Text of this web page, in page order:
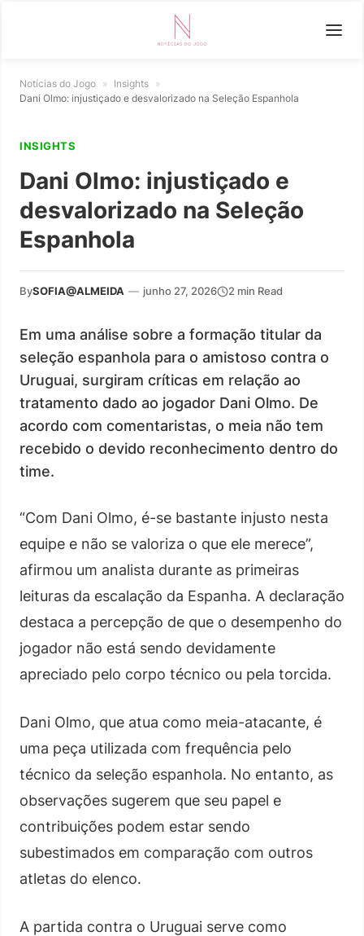
Notícias do Jogo » Insights »
Dani Olmo: injustiçado e desvalorizado na Seleção Espanhola
INSIGHTS
Dani Olmo: injustiçado e
desvalorizado na Seleção
Espanhola
BySOFIA@ALMEIDA — junho 27, 2026 2 min Read
Em uma análise sobre a formação titular da
seleção espanhola para o amistoso contra o
Uruguai, surgiram críticas em relação ao
tratamento dado ao jogador Dani Olmo. De
acordo com comentaristas, o meia não tem
recebido o devido reconhecimento dentro do
time.
“Com Dani Olmo, é-se bastante injusto nesta
equipe e não se valoriza o que ele merece”,
afirmou um analista durante as primeiras
leituras da escalação da Espanha. A declaração
destaca a percepção de que o desempenho do
jogador não está sendo devidamente
apreciado pelo corpo técnico ou pela torcida.
Dani Olmo, que atua como meia-atacante, é
uma peça utilizada com frequência pelo
técnico da seleção espanhola. No entanto, as
observações sugerem que seu papel e
contribuições podem estar sendo
subestimados em comparação com outros
atletas do elenco.
A partida contra o Uruguai serve como